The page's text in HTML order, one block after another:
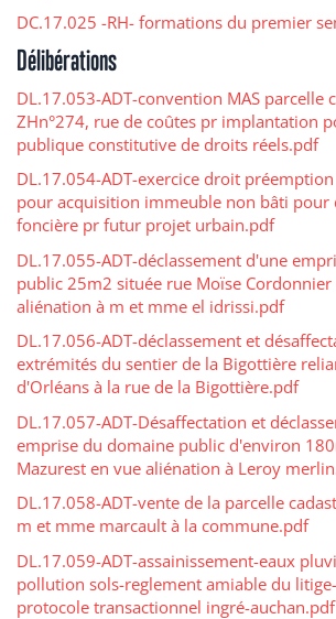
DC.17.025 -RH- formations du premier
Délibérations
DL.17.053-ADT-convention MAS parcelle
ZHn°274, rue de coûtes pr implantation
publique constitutive de droits réels.pdf
DL.17.054-ADT-exercice droit
pour acquisition immeuble non bâti pour
foncière pr futur projet urbain.pdf
DL.17.055-ADT-déclassement d'une
public 25m2 située rue Moïse Cordonnier
aliénation à m et mme el idrissi.pdf
DL.17.056-ADT-déclassement et
extrémités du sentier de la Bigottière
d'Orléans à la rue de la Bigottière.pdf
DL.17.057-ADT-Désaffectation et
emprise du domaine public d'environ
Mazurest en vue aliénation à Leroy
DL.17.058-ADT-vente de la parcelle
m et mme marcault à la commune.pdf
DL.17.059-ADT-assainissement-eaux
pollution sols-reglement amiable du
protocole transactionnel ingré-auchan.pdf